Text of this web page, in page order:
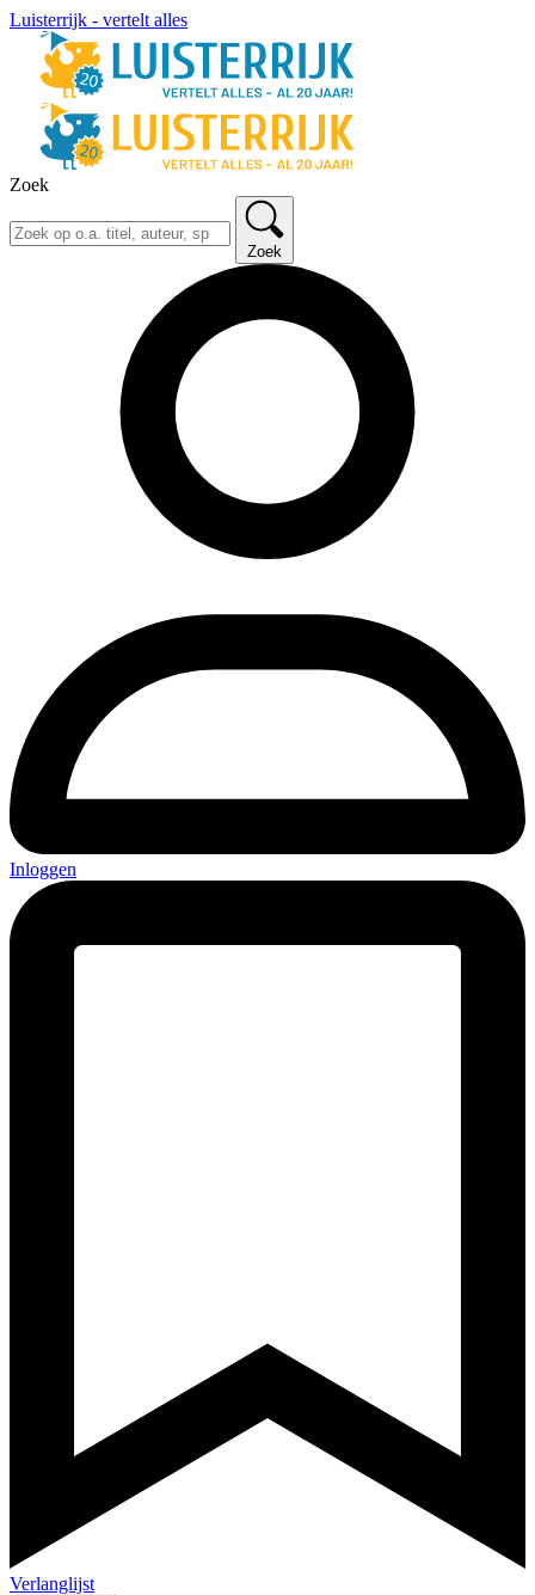
Luisterrijk - vertelt alles
Zoek
Zoek
Inloggen
Verlanglijst